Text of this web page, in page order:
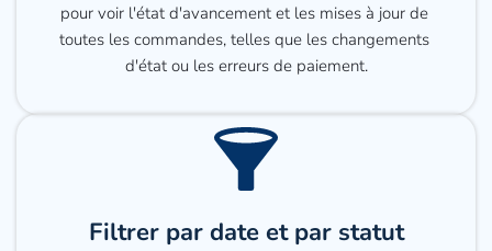
pour voir l'état d'avancement et les mises à jour de
toutes les commandes, telles que les changements
d'état ou les erreurs de paiement.
Filtrer par date et par statut